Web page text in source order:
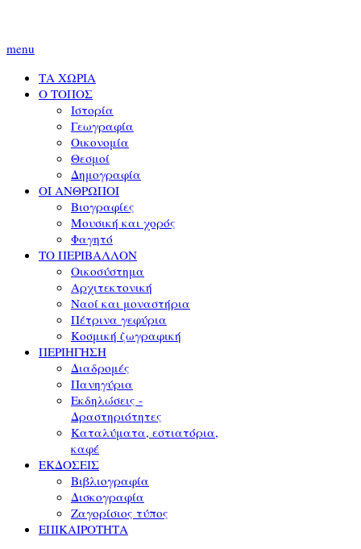
menu
ΤΑ ΧΩΡΙΑ
Ο ΤΟΠΟΣ
Ιστορία
Γεωγραφία
Οικονομία
Θεσμοί
Δημογραφία
ΟΙ ΑΝΘΡΩΠΟΙ
Βιογραφίες
Μουσική και χορός
Φαγητό
ΤΟ ΠΕΡΙΒΑΛΛΟΝ
Οικοσύστημα
Αρχιτεκτονική
Ναοί και μοναστήρια
Πέτρινα γεφύρια
Κοσμική ζωγραφική
ΠΕΡΙΗΓΗΣΗ
Διαδρομές
Πανηγύρια
Εκδηλώσεις -
Δραστηριότητες
Καταλύματα, εστιατόρια,
καφέ
ΕΚΔΟΣΕΙΣ
Βιβλιογραφία
Δισκογραφία
Ζαγορίσιος τύπος
ΕΠΙΚΑΙΡΟΤΗΤΑ